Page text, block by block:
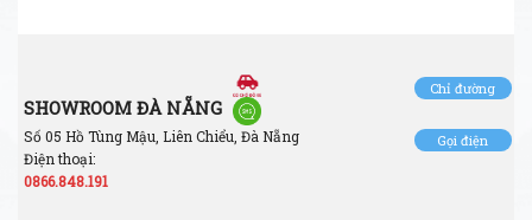
SHOWROOM ĐÀ NẴNG
Số 05 Hồ Tùng Mậu, Liên Chiểu, Đà Nẵng
Điện thoại:
0866.848.191
Chỉ đường
Gọi điện